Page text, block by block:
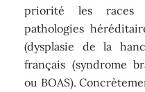
priorité les races
pathologies
(dysplasie de la
français (syndrome
ou BOAS).